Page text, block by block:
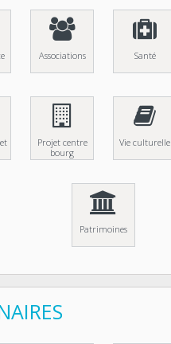
Associations Santé
Projet centre
bourg
Vie culturelle
Patrimoines